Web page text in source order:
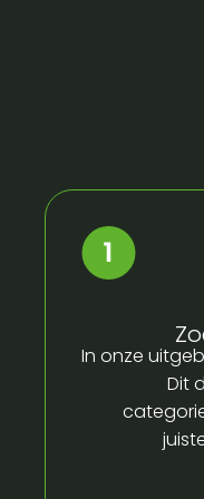
In onze
Dit